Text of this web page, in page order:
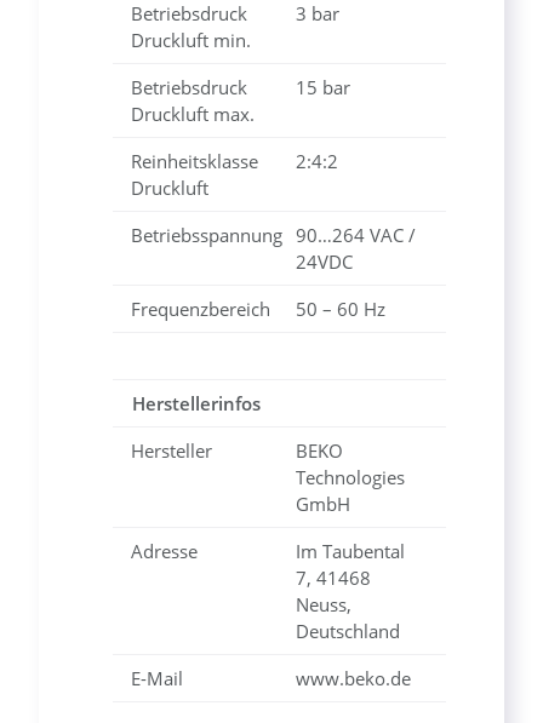
Betriebsdruck
Druckluft min.
3 bar
Betriebsdruck
Druckluft max.
15 bar
Reinheitsklasse
Druckluft
2:4:2
Betriebsspannung 90…264 VAC /
24VDC
Frequenzbereich
50 – 60 Hz
Herstellerinfos
Hersteller
BEKO
Technologies
GmbH
Adresse
Im Taubental
7, 41468
Neuss,
Deutschland
E-Mail
www.beko.de